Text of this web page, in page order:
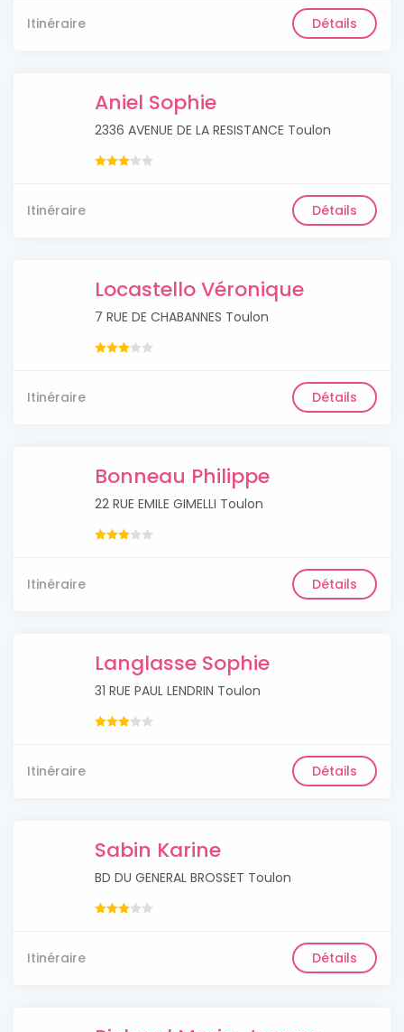
Itinéraire Détails
Aniel Sophie
2336 AVENUE DE LA RESISTANCE Toulon
Itinéraire Détails
Locastello Véronique
7 RUE DE CHABANNES Toulon
Itinéraire Détails
Bonneau Philippe
22 RUE EMILE GIMELLI Toulon
Itinéraire Détails
Langlasse Sophie
31 RUE PAUL LENDRIN Toulon
Itinéraire Détails
Sabin Karine
BD DU GENERAL BROSSET Toulon
Itinéraire Détails